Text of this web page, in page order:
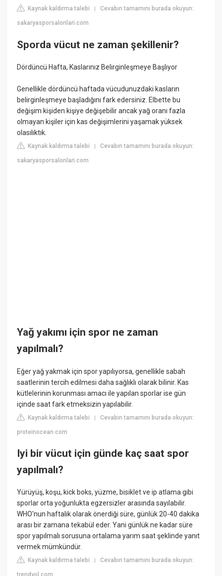
Kaynak kaldırma talebi |Cevabın tamamını burada okuyun:
sakaryasporsalonlari.com
Sporda vücut ne zaman şekillenir?
Dördüncü Hafta, Kaslarınız Belirginleşmeye Başlıyor
Genellikle dördüncü haftada vücudunuzdaki kasların
belirginleşmeye başladığını fark edersiniz. Elbette bu
değişim kişiden kişiye değişebilir ancak yağ oranı fazla
olmayan kişiler için kas değişimlerini yaşamak yüksek
olasılıktık.
Kaynak kaldırma talebi |Cevabın tamamını burada okuyun:
sakaryasporsalonlari.com
Yağ yakımı için spor ne zaman
yapılmalı?
Eğer yağ yakmak için spor yapılıyorsa, genellikle sabah
saatlerinin tercih edilmesi daha sağlıklı olarak bilinir. Kas
kütlelerinin korunması amacı ile yapılan sporlar ise gün
içinde saat fark etmeksizin yapılabilir.
Kaynak kaldırma talebi |Cevabın tamamını burada okuyun:
proteinocean.com
Iyi bir vücut için günde kaç saat spor
yapılmalı?
Yürüyüş, koşu, kick boks, yüzme, bisiklet ve ip atlama gibi
sporlar orta yoğunlukta egzersizler arasında sayılabilir.
WHO'nun haftalık olarak önerdiği süre, günlük 20-40 dakika
arası bir zamana tekabül eder. Yani günlük ne kadar süre
spor yapılmalı sorusuna ortalama yarım saat şeklinde yanıt
vermek mümkündür.
Kaynak kaldırma talebi |Cevabın tamamını burada okuyun: